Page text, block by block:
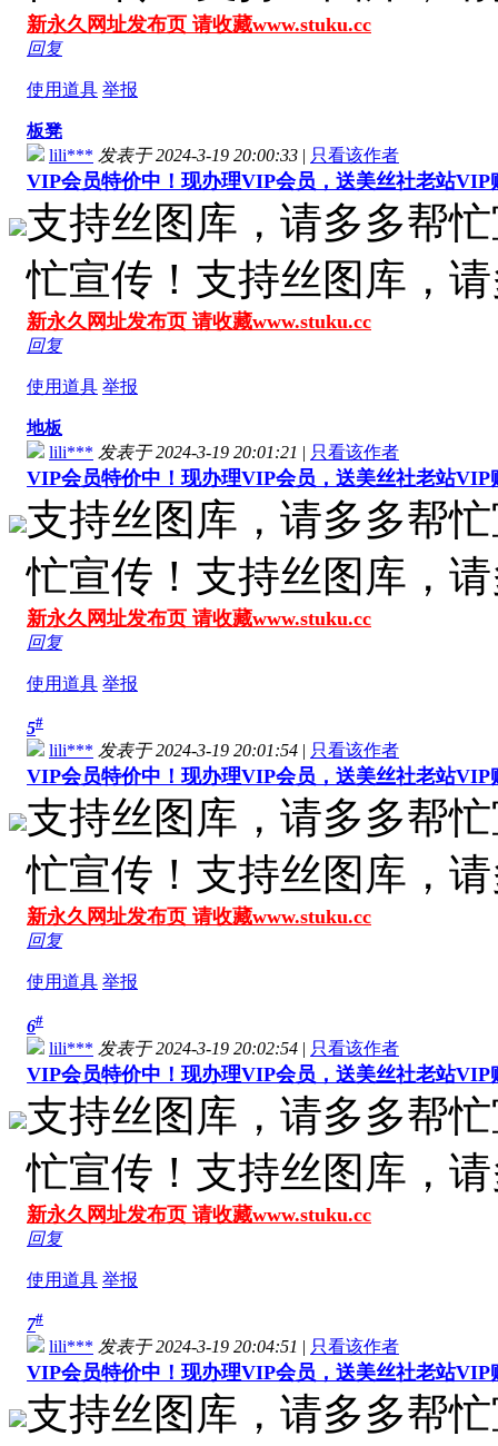
新永久网址发布页 请收藏www.stuku.cc
回复
使用道具 举报
板凳
lili*** 发表于 2024-3-19 20:00:33 | 只看该作者
VIP会员特价中！现办理VIP会员，送美丝社老站VIP
支持丝图库，请多多帮
忙宣传！支持丝图库，
新永久网址发布页 请收藏www.stuku.cc
回复
使用道具 举报
地板
lili*** 发表于 2024-3-19 20:01:21 | 只看该作者
VIP会员特价中！现办理VIP会员，送美丝社老站VIP
支持丝图库，请多多帮
忙宣传！支持丝图库，
新永久网址发布页 请收藏www.stuku.cc
回复
使用道具 举报
5#
lili*** 发表于 2024-3-19 20:01:54 | 只看该作者
VIP会员特价中！现办理VIP会员，送美丝社老站VIP
支持丝图库，请多多帮
忙宣传！支持丝图库，
新永久网址发布页 请收藏www.stuku.cc
回复
使用道具 举报
6#
lili*** 发表于 2024-3-19 20:02:54 | 只看该作者
VIP会员特价中！现办理VIP会员，送美丝社老站VIP
支持丝图库，请多多帮
忙宣传！支持丝图库，
新永久网址发布页 请收藏www.stuku.cc
回复
使用道具 举报
7#
lili*** 发表于 2024-3-19 20:04:51 | 只看该作者
VIP会员特价中！现办理VIP会员，送美丝社老站VIP
支持丝图库，请多多帮